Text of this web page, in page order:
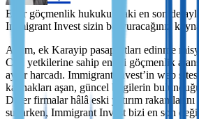
Eğer göçmenlik hukukundaki en son
Immigrant Invest sizin başvuracağınız
Ailem, ek Karayip pasaportları edinme
CBI yetkilerine sahip en iyi göçmenlik
aylar harcadı. Immigrant Invest’in web
kaynakları aşan, güncel bilgilerin
Diğer firmalar hâlâ eski yatırım rakamlarını
sunarken, Immigrant Invest bizi en son